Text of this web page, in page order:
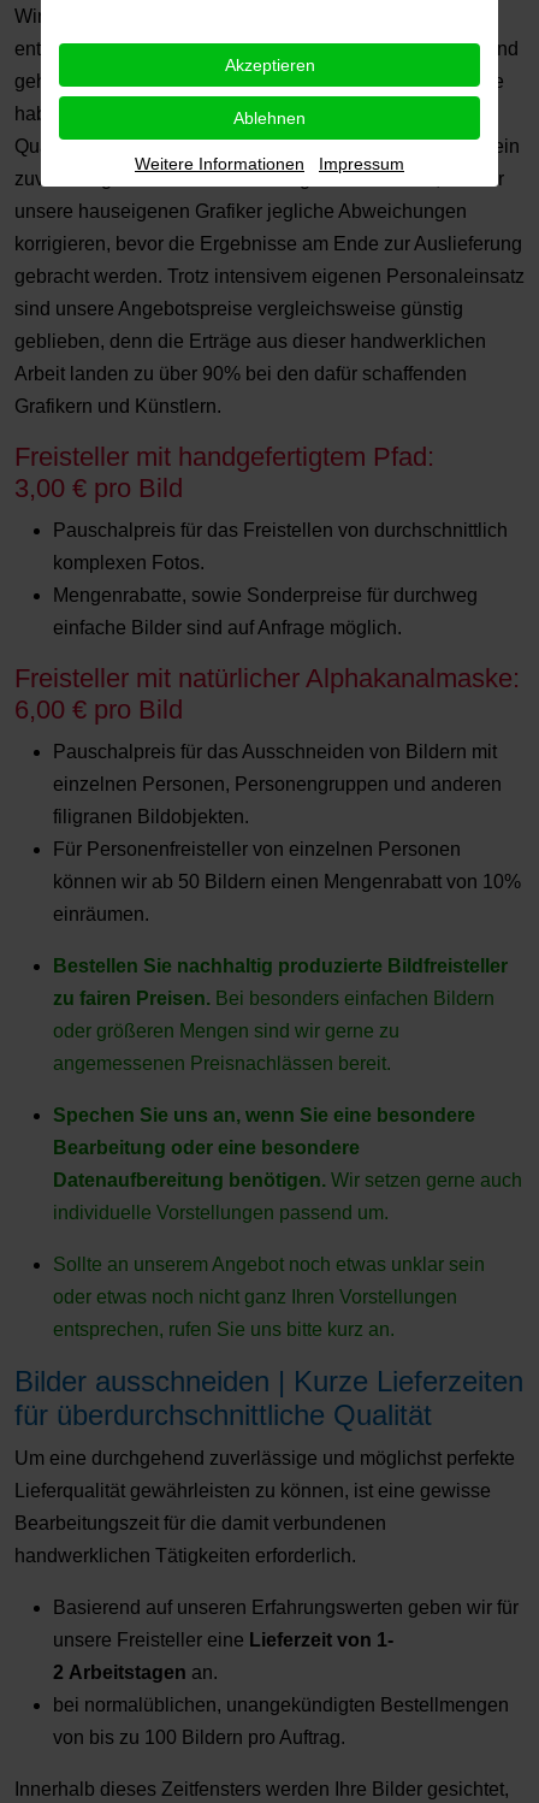
Wir sehen uns jedes einzelne Bild persönlich an,
entscheiden wie es am Besten bearbeitet werden kann und
gehen dann in die Produktion. Über bald zwei Jahrzehnte
haben wir ein sicheres und zuverlässiges
Qualitätsmanagement entwickelt. Dies beeinhaltet auch ein
zuverlässige Endkontrolle der freigestellten Fotos, bei der
unsere hauseigenen Grafiker jegliche Abweichungen
korrigieren, bevor die Ergebnisse am Ende zur Auslieferung
gebracht werden. Trotz intensivem eigenen Personaleinsatz
sind unsere Angebotspreise vergleichsweise günstig
geblieben, denn die Erträge aus dieser handwerklichen
Arbeit landen zu über 90% bei den dafür schaffenden
Grafikern und Künstlern.
Freisteller mit handgefertigtem Pfad:
3,00 € pro Bild
Pauschalpreis für das Freistellen von durchschnittlich
komplexen Fotos.
Mengenrabatte, sowie Sonderpreise für durchweg
einfache Bilder sind auf Anfrage möglich.
Freisteller mit natürlicher Alphakanalmaske:
6,00 € pro Bild
Pauschalpreis für das Ausschneiden von Bildern mit
einzelnen Personen, Personengruppen und anderen
filigranen Bildobjekten.
Für Personenfreisteller von einzelnen Personen
können wir ab 50 Bildern einen Mengenrabatt von 10%
einräumen.
Bestellen Sie nachhaltig produzierte Bildfreisteller
zu fairen Preisen. Bei besonders einfachen Bildern
oder größeren Mengen sind wir gerne zu
angemessenen Preisnachlässen bereit.
Spechen Sie uns an, wenn Sie eine besondere
Bearbeitung oder eine besondere
Datenaufbereitung benötigen. Wir setzen gerne auch
individuelle Vorstellungen passend um.
Sollte an unserem Angebot noch etwas unklar sein
oder etwas noch nicht ganz Ihren Vorstellungen
entsprechen, rufen Sie uns bitte kurz an.
Bilder ausschneiden | Kurze Lieferzeiten
für überdurchschnittliche Qualität
Um eine durchgehend zuverlässige und möglichst perfekte
Lieferqualität gewährleisten zu können, ist eine gewisse
Bearbeitungszeit für die damit verbundenen
handwerklichen Tätigkeiten erforderlich.
Basierend auf unseren Erfahrungswerten geben wir für
unsere Freisteller eine Lieferzeit von 1-
2 Arbeitstagen an.
bei normalüblichen, unangekündigten Bestellmengen
von bis zu 100 Bildern pro Auftrag.
Innerhalb dieses Zeitfensters werden Ihre Bilder gesichtet,
Akzeptieren
Ablehnen
Weitere Informationen Impressum